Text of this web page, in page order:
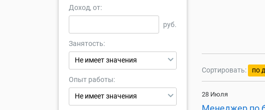
Сортировать: по
28 Июля
Доход, от:
руб.
Занятость:
Не имеет значения
Опыт работы:
Не имеет значения